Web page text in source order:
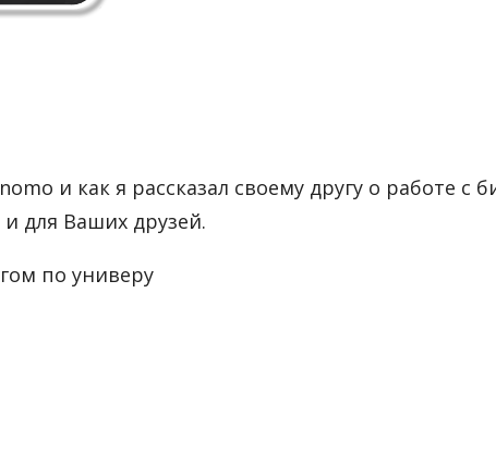
и как я рассказал своему другу о работе с
и для Ваших друзей.
по универу